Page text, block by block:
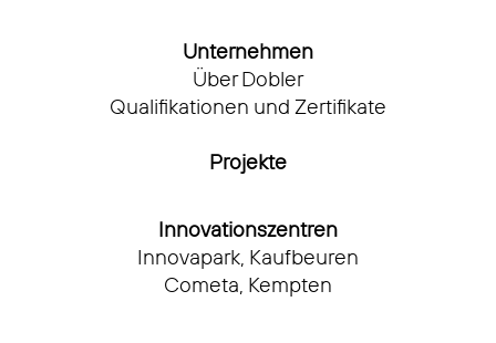
Unternehmen
Über Dobler
Qualifikationen und Zertifikate
Projekte
Innovationszentren
Innovapark, Kaufbeuren
Cometa, Kempten